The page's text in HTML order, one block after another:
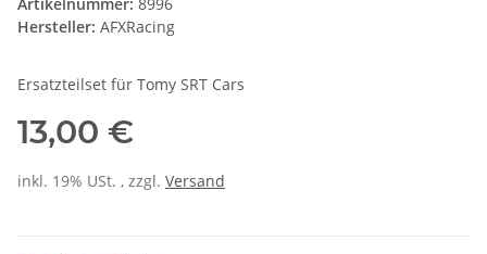
Hersteller: AFXRacing
Ersatzteilset für Tomy SRT Cars
13,00 €
inkl. 19% USt. , zzgl. Versand